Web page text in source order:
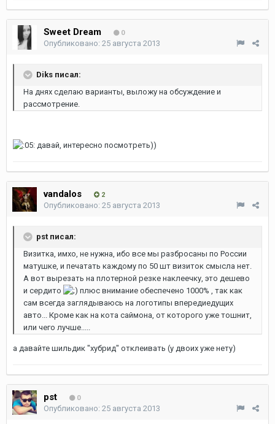
Sweet Dream 0
Опубликовано: 25 августа 2013
Diks писал:
На днях сделаю варианты, выложу на обсуждение и
рассмотрение.
давай, интересно посмотреть))
vandalos 2
Опубликовано: 25 августа 2013
pst писал:
Визитка, имхо, не нужна, ибо все мы разбросаны по России
матушке, и печатать каждому по 50 шт визиток смысла нет.
А вот вырезать на плотерной резке наклеечку, это дешево
и сердито
плюс внимание обеспечено 1000% , так как
сам всегда заглядываюсь на логотипы впередиедущих
авто... Кроме как на кота саймона, от которого уже тошнит,
или чего лучше.....
а давайте шильдик "хубрид" отклеивать (у двоих уже нету)
pst 0
Опубликовано: 25 августа 2013